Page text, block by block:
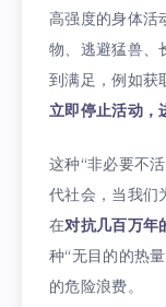
高强度的身体活
物、逃避猛兽、
到满足，例如获
立即停止活动，
这种“非必要不
代社会，当我们
在对抗几百万年
种“无目的的热
的危险浪费。